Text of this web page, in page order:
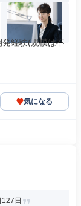
経験(規模は不
気になる
日